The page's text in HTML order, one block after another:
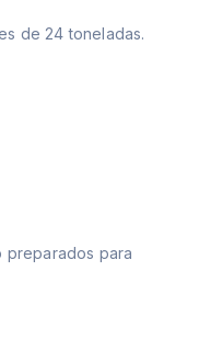
de 24 toneladas.
preparados para